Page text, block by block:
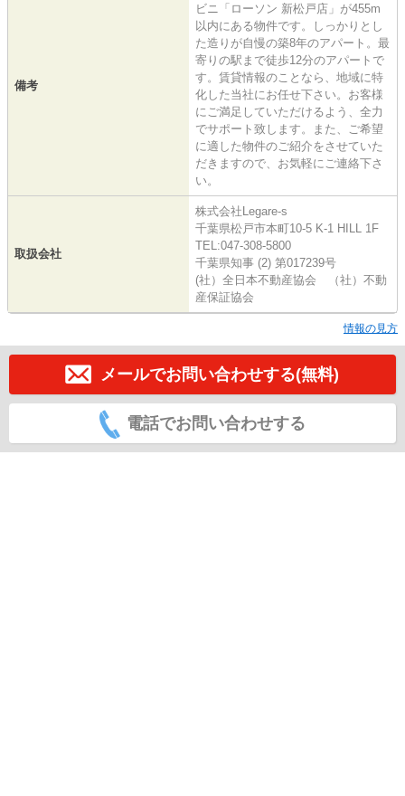
備考
ビニ「ローソン 新松戸店」が455m
以内にある物件です。しっかりとし
た造りが自慢の築8年のアパート。最
寄りの駅まで徒歩12分のアパートで
す。賃貸情報のことなら、地域に特
化した当社にお任せ下さい。お客様
にご満足していただけるよう、全力
でサポート致します。また、ご希望
に適した物件のご紹介をさせていた
だきますので、お気軽にご連絡下さ
い。
取扱会社
株式会社Legare-s
千葉県松戸市本町10-5 K-1 HILL 1F
TEL:047-308-5800
千葉県知事 (2) 第017239号
(社）全日本不動産協会 （社）不動
産保証協会
情報の見方
メールでお問い合わせする(無料)
電話でお問い合わせする